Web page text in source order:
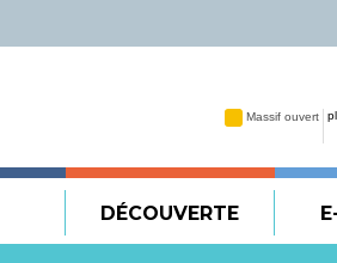
DÉCOUVERTE